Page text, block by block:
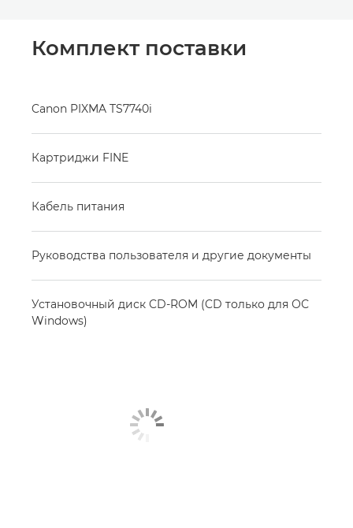
Комплект поставки
Canon PIXMA TS7740i
Картриджи FINE
Кабель питания
Руководства пользователя и другие документы
Установочный диск CD-ROM (CD только для ОС
Windows)